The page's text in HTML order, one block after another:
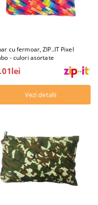
cu fermoar, ZIP..IT Pixel
- culori asortate
Vezi detalii